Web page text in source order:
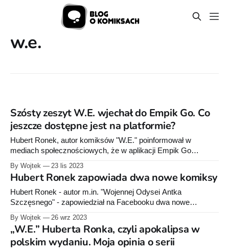
w.e.
Szósty zeszyt W.E. wjechał do Empik Go. Co
jeszcze dostępne jest na platformie?
Hubert Ronek, autor komiksów "W.E." poinformował w
mediach społecznościowych, że w aplikacji Empik Go
dostepny jest już szósty zeszyt tej postapokaliptycznej serii.
Czytelnicy znajdą tam też poprzednie numery "W.E". Empik
Go oferuje dwa abonamenty na książki, audiobooki czy
komiksy - mini za 24,99 zł
By Wojtek 23 lis 2023
Hubert Ronek zapowiada dwa nowe komiksy
Hubert Ronek - autor m.in. "Wojennej Odysei Antka
Szczęsnego" - zapowiedział na Facebooku dwa nowe
komiksy. Będzie to szósta część świetnej serii postapo "W.E."
oraz "Przygody Pana Patyka". O ile "W.E." nie trzeba już Wam
chyba przedstawiać (a jeśli nie znacie,
By Wojtek 26 wrz 2023
„W.E.” Huberta Ronka, czyli apokalipsa w
polskim wydaniu. Moja opinia o serii